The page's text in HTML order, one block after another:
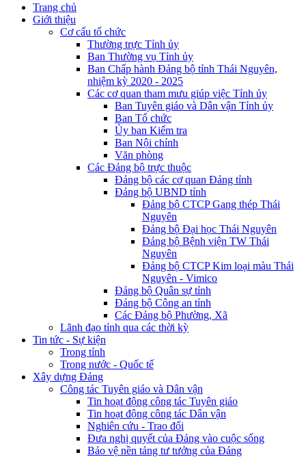
Trang chủ
Giới thiệu
Cơ cấu tổ chức
Thường trực Tỉnh ủy
Ban Thường vụ Tỉnh ủy
Ban Chấp hành Đảng bộ tỉnh Thái Nguyên,
nhiệm kỳ 2020 - 2025
Các cơ quan tham mưu giúp việc Tỉnh ủy
Ban Tuyên giáo và Dân vận Tỉnh ủy
Ban Tổ chức
Ủy ban Kiểm tra
Ban Nội chính
Văn phòng
Các Đảng bộ trực thuộc
Đảng bộ các cơ quan Đảng tỉnh
Đảng bộ UBND tỉnh
Đảng bộ CTCP Gang thép Thái
Nguyên
Đảng bộ Đại học Thái Nguyên
Đảng bộ Bệnh viện TW Thái
Nguyên
Đảng bộ CTCP Kim loại màu Thái
Nguyên - Vimico
Đảng bộ Quân sự tỉnh
Đảng bộ Công an tỉnh
Các Đảng bộ Phường, Xã
Lãnh đạo tỉnh qua các thời kỳ
Tin tức - Sự kiện
Trong tỉnh
Trong nước - Quốc tế
Xây dựng Đảng
Công tác Tuyên giáo và Dân vận
Tin hoạt động công tác Tuyên giáo
Tin hoạt động công tác Dân vận
Nghiên cứu - Trao đổi
Đưa nghị quyết của Đảng vào cuộc sống
Bảo vệ nền tảng tư tưởng của Đảng